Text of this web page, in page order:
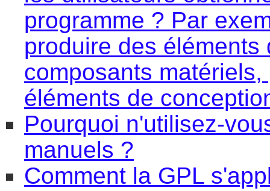
programme ? Par
produire des éléments
composants
éléments de
Pourquoi n'utilisez-
manuels ?
Comment la GPL